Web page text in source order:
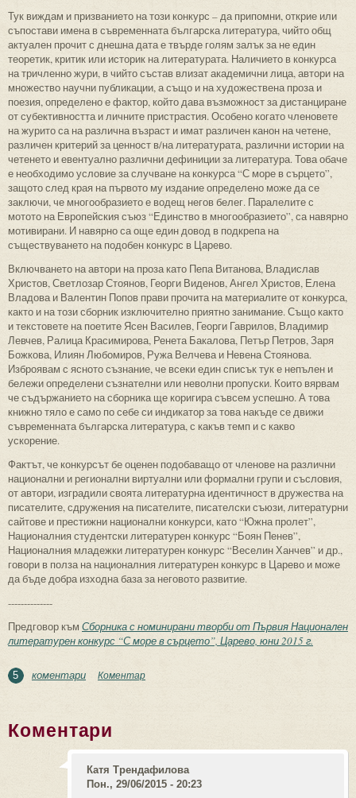
Тук виждам и призванието на този конкурс – да припомни, открие или
съпостави имена в съвременната българска литература, чийто общ
актуален прочит с днешна дата е твърде голям залък за не един
теоретик, критик или историк на литературата. Наличието в конкурса
на тричленно жури, в чийто състав влизат академични лица, автори на
множество научни публикации, а също и на художествена проза и
поезия, определено е фактор, който дава възможност за дистанциране
от субективността и личните пристрастия. Особено когато членовете
на журито са на различна възраст и имат различен канон на четене,
различен критерий за ценност в/на литературата, различни истории на
четенето и евентуално различни дефиниции за литература. Това обаче
е необходимо условие за случване на конкурса “С море в сърцето”,
защото след края на първото му издание определено може да се
заключи, че многообразието е водещ негов белег. Паралелите с
мотото на Европейския съюз “Единство в многообразието”, са навярно
мотивирани. И навярно са още един довод в подкрепа на
съществуването на подобен конкурс в Царево.
Включването на автори на проза като Пепа Витанова, Владислав
Христов, Светлозар Стоянов, Георги Виденов, Ангел Христов, Елена
Владова и Валентин Попов прави прочита на материалите от конкурса,
както и на този сборник изключително приятно занимание. Също както
и текстовете на поетите Ясен Василев, Георги Гаврилов, Владимир
Левчев, Ралица Красимирова, Ренета Бакалова, Петър Петров, Заря
Божкова, Илиян Любомиров, Ружа Велчева и Невена Стоянова.
Изброявам с ясното съзнание, че всеки един списък тук е непълен и
бележи определени съзнателни или неволни пропуски. Които вярвам
че съдържанието на сборника ще коригира съвсем успешно. А това
книжно тяло е само по себе си индикатор за това накъде се движи
съвременната българска литература, с какъв темп и с какво
ускорение.
Фактът, че конкурсът бе оценен подобаващо от членове на различни
национални и регионални виртуални или формални групи и съсловия,
от автори, изградили своята литературна идентичност в дружества на
писателите, сдружения на писателите, писателски съюзи, литературни
сайтове и престижни национални конкурси, като “Южна пролет”,
Националния студентски литературен конкурс “Боян Пенев”,
Националния младежки литературен конкурс “Веселин Ханчев” и др.,
говори в полза на националния литературен конкурс в Царево и може
да бъде добра изходна база за неговото развитие.
--------------
Предговор към Сборника с номинирани творби от Първия Национален
литературен конкурс “С море в сърцето”, Царево, юни 2015 г.
5 коментари Коментар
Коментари
Катя Трендафилова
Пон., 29/06/2015 - 20:23